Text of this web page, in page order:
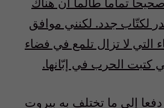
لكتّاب جدد. لكنني موافق
التي لا تزال تلمع في فضاء
كتبت الحرب في إبّانها.
إلى ما تختلف به بيروت